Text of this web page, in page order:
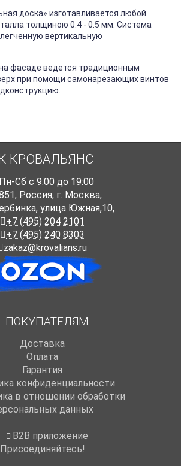
доска» изготавливается любой
толщиною 0.4 - 0.5 мм. Система
вертикальную
фасаде ведется традиционным
при помощи самонарезающих винтов
КРОВАЛЬЯНС
Пн-Cб с 9:00 до 19:00
, Россия, г. Москва,
улица Южная,10,
+7 (495) 204 2101
+7 (495) 240 8303
zakaz@krovalians.ru
ПОКУПАТЕЛЯМ
Доставка
Оплата
Гарантия
конфиденциальности
в отношении обработки
данных
B2B приложение
Присоединяйтесь!